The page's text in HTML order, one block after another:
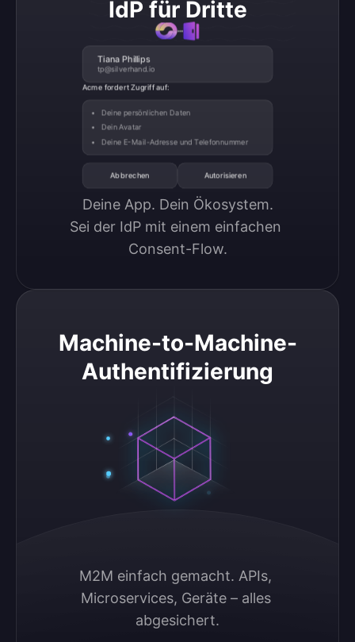
IdP für Dritte
Tiana Phillips
tp@silverhand.io
Acme fordert Zugriff auf:
Deine persönlichen Daten
Dein Avatar
Deine E-Mail-Adresse und Telefonnummer
Abbrechen Autorisieren
Deine App. Dein Ökosystem.
Sei der IdP mit einem einfachen
Consent-Flow.
Machine-to-Machine-
Authentifizierung
M2M einfach gemacht. APIs,
Microservices, Geräte – alles
abgesichert.
Machine-to-Machine-Authentifizierung